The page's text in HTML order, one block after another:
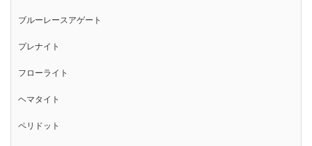
ブルーレースアゲート
プレナイト
フローライト
ヘマタイト
ペリドット